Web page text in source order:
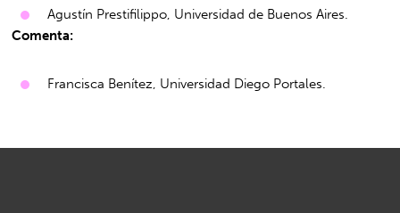
Agustín Prestifilippo, Universidad de Buenos Aires.
Comenta:
Francisca Benítez, Universidad Diego Portales.